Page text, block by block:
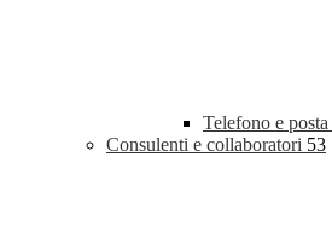
Telefono e
Consulenti e collaboratori 53